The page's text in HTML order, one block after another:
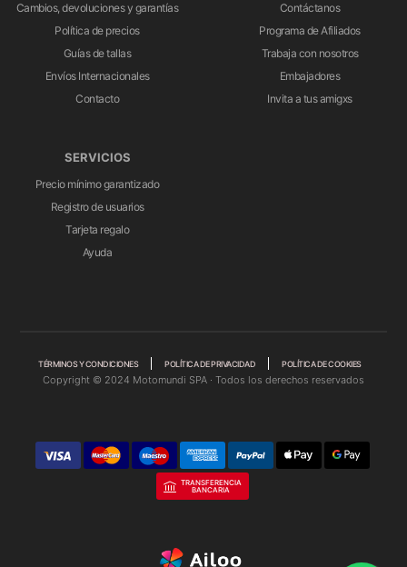
Cambios, devoluciones y garantías
Política de precios
Guías de tallas
Envíos Internacionales
Contacto
Contáctanos
Programa de Afiliados
Trabaja con nosotros
Embajadores
Invita a tus amigxs
SERVICIOS
Precio mínimo garantizado
Registro de usuarios
Tarjeta regalo
Ayuda
TÉRMINOS Y CONDICIONES POLÍTICA DE PRIVACIDAD POLÍTICA DE COOKIES
Copyright © 2024 Motomundi SPA · Todos los derechos reservados
TRANSFERENCIA
BANCARIA